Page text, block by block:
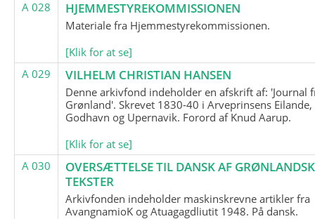
A 028
HJEMMESTYREKOMMISSIONEN
Materiale fra Hjemmestyrekommissionen.
[Klik for at se]
A 029
VILHELM CHRISTIAN HANSEN
Denne arkivfond indeholder en afskrift af: 'Journal
Grønland'. Skrevet 1830-40 i Arveprinsens Eilande,
Godhavn og Upernavik. Forord af Knud Aarup.
[Klik for at se]
A 030
OVERSÆTTELSE TIL DANSK AF
TEKSTER
Arkivfonden indeholder maskinskrevne artikler fra
AvangnamioK og Atuagagdliutit 1948. På dansk.